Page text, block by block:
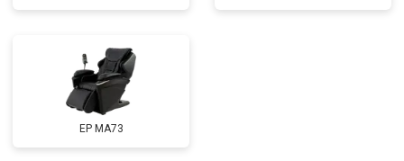
Ремонт сканера от 4800 ₽ Заказать
Ремонт купюроприемника
Замена сетевого трансформатора
Ремонт микро-лифта
EP MA73